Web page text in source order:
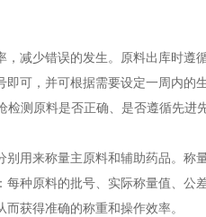
少错误的发生。原料出库时遵
，并可根据需要设定一周内的生
原料是否正确、是否遵循先进
来称量主原料和辅助药品。称
原料的批号、实际称量值、公
获得准确的称重和操作效率。